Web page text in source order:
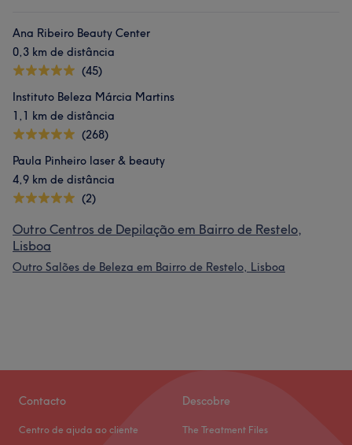
Ana Ribeiro Beauty Center
0,3 km de distância
(45)
Instituto Beleza Márcia Martins
1,1 km de distância
(268)
Paula Pinheiro laser & beauty
4,9 km de distância
(2)
Outro Centros de Depilação em Bairro de Restelo,
Lisboa
Outro Salões de Beleza em Bairro de Restelo, Lisboa
Contacto
Centro de ajuda ao cliente
Descobre
The Treatment Files